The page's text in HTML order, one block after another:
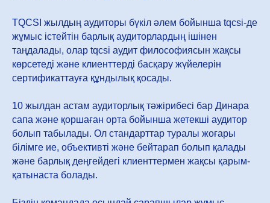
TQCSI жылдың аудиторы бүкіл әлем бойынша tqcsi-де
жұмыс істейтін барлық аудиторлардың ішінен
таңдалады, олар tqcsi аудит философиясын жақсы
көрсетеді және клиенттерді басқару жүйелерін
сертификаттауға құндылық қосады.
10 жылдан астам аудиторлық тәжірибесі бар Динара
сапа және қоршаған орта бойынша жетекші аудитор
болып табылады. Ол стандарттар туралы жоғары
білімге ие, объективті және бейтарап болып қалады
және барлық деңгейдегі клиенттермен жақсы қарым-
қатынаста болады.